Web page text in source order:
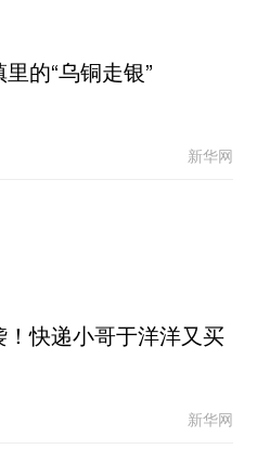
的“乌铜走银”
新华网
快递小哥于洋洋又买
新华网